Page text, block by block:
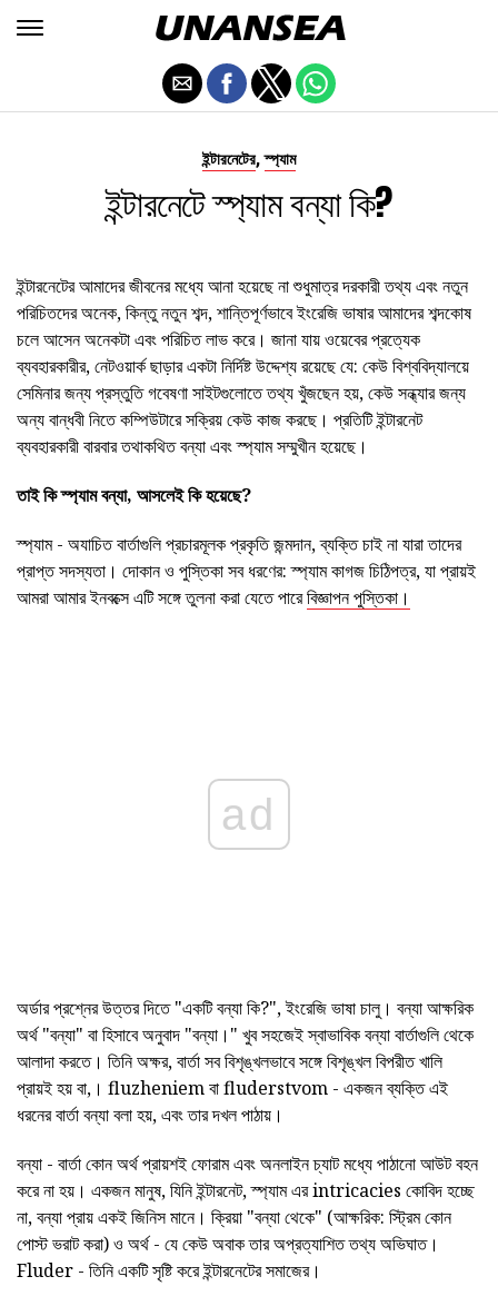
ইন্টারনেটের,স্প্যাম
ইন্টারনেটে স্প্যাম বন্যা কি?
ইন্টারনেটের আমাদের জীবনের মধ্যে আনা হয়েছে না শুধুমাত্র দরকারী তথ্য এবং নতুন
পরিচিতদের অনেক, কিন্তু নতুন শব্দ, শান্তিপূর্ণভাবে ইংরেজি ভাষার আমাদের শব্দকোষ
চলে আসেন অনেকটা এবং পরিচিত লাভ করে। জানা যায় ওয়েবের প্রত্যেক
ব্যবহারকারীর, নেটওয়ার্ক ছাড়ার একটা নির্দিষ্ট উদ্দেশ্য রয়েছে যে: কেউ বিশ্ববিদ্যালয়ে
সেমিনার জন্য প্রস্তুতি গবেষণা সাইটগুলোতে তথ্য খুঁজছেন হয়, কেউ সন্ধ্যার জন্য
অন্য বান্ধবী নিতে কম্পিউটারে সক্রিয় কেউ কাজ করছে। প্রতিটি ইন্টারনেট
ব্যবহারকারী বারবার তথাকথিত বন্যা এবং স্প্যাম সম্মুখীন হয়েছে।
তাই কি স্প্যাম বন্যা, আসলেই কি হয়েছে?
স্প্যাম - অযাচিত বার্তাগুলি প্রচারমূলক প্রকৃতি জন্মদান, ব্যক্তি চাই না যারা তাদের
প্রাপ্ত সদস্যতা। দোকান ও পুস্তিকা সব ধরণের: স্প্যাম কাগজ চিঠিপত্র, যা প্রায়ই
আমরা আমার ইনবক্সে এটি সঙ্গে তুলনা করা যেতে পারেবিজ্ঞাপন পুস্তিকা।
ad
অর্ডার প্রশ্নের উত্তর দিতে "একটি বন্যা কি?", ইংরেজি ভাষা চালু। বন্যা আক্ষরিক
অর্থ "বন্যা" বা হিসাবে অনুবাদ "বন্যা।" খুব সহজেই স্বাভাবিক বন্যা বার্তাগুলি থেকে
আলাদা করতে। তিনি অক্ষর, বার্তা সব বিশৃঙ্খলভাবে সঙ্গে বিশৃঙ্খল বিপরীত খালি
প্রায়ই হয় বা,। fluzheniem বা fluderstvom - একজন ব্যক্তি এই
ধরনের বার্তা বন্যা বলা হয়, এবং তার দখল পাঠায়।
বন্যা - বার্তা কোন অর্থ প্রায়শই ফোরাম এবং অনলাইন চ্যাট মধ্যে পাঠানো আউট বহন
করে না হয়। একজন মানুষ, যিনি ইন্টারনেট, স্প্যাম এর intricacies কোবিদ হচ্ছে
না, বন্যা প্রায় একই জিনিস মানে। ক্রিয়া "বন্যা থেকে" (আক্ষরিক: স্ট্রিম কোন
পোস্ট ভরাট করা) ও অর্থ - যে কেউ অবাক তার অপ্রত্যাশিত তথ্য অভিঘাত।
Fluder - তিনি একটি সৃষ্টি করে ইন্টারনেটের সমাজের।